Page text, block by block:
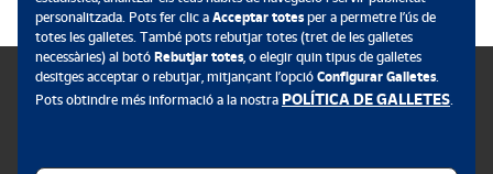
personalitzada. Pots fer clic a Acceptar totesper a permetre l’ús de
totes les galletes. També pots rebutjar totes (tret de les galletes
necessàries) al botó Rebutjar totes, o elegir quin tipus de galletes
desitges acceptar o rebutjar, mitjançant l’opció Configurar Galletes.
Pots obtindre més informació a la nostra POLÍTICA DE GALLETES.